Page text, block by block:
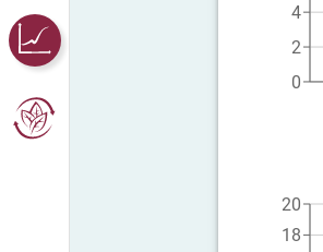
0
2
4
18
20